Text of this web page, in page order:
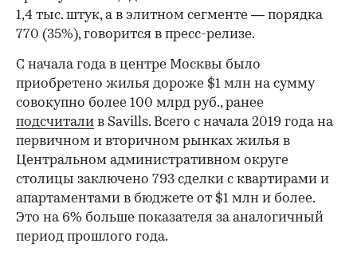
1,4 тыс. штук, а в элитном сегменте — порядка
770 (35%), говорится в пресс-релизе.
С начала года в центре Москвы было
приобретено жилья дороже $1 млн на сумму
совокупно более 100 млрд руб., ранее
подсчитали в Savills. Всего с начала 2019 года на
первичном и вторичном рынках жилья в
Центральном административном округе
столицы заключено 793 сделки с квартирами и
апартаментами в бюджете от $1 млн и более.
Это на 6% больше показателя за аналогичный
период прошлого года.